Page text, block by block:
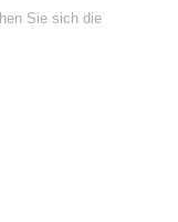
Sie sich die